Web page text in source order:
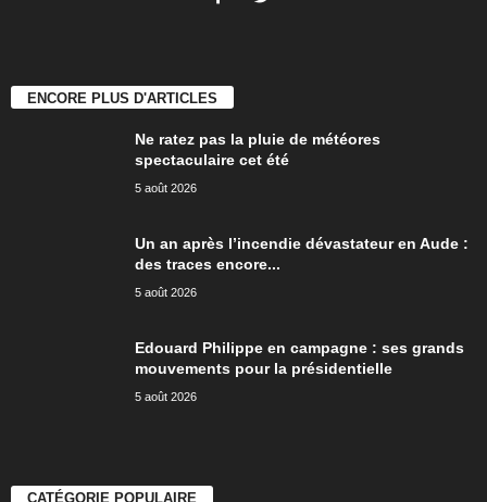
ENCORE PLUS D'ARTICLES
Ne ratez pas la pluie de météores
spectaculaire cet été
5 août 2026
Un an après l’incendie dévastateur en Aude :
des traces encore...
5 août 2026
Edouard Philippe en campagne : ses grands
mouvements pour la présidentielle
5 août 2026
CATÉGORIE POPULAIRE